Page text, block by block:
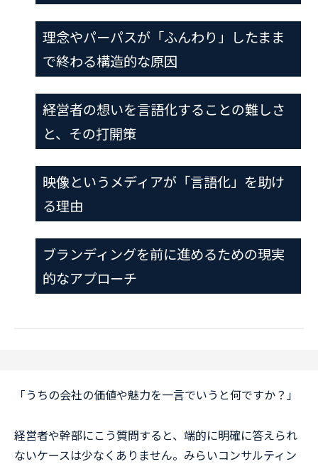
理念やパーパスが「ふんわり」したまま
で終わる構造的な原因
経営者の想いを言語化することの難しさ
と、その打開策
映像というメディアが「言語化」を助け
る理由
ブランディングを前に進めるための現実
的なアプローチ
「うちの会社の価値や魅力を一言でいうと何ですか？」
経営者や幹部にこう質問すると、端的に明確に答えられ
ないケースは少なくありません。みらいコンサルティン